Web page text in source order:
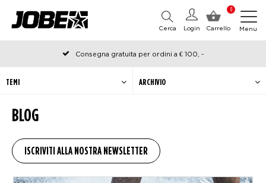
0
Carrello
Login
Cerca Menu
Consegna gratuita per ordini a € 100, -
Ordinato prima delle 12:00 nei giorni lavorativi, spedito lo stesso
giorno
BLOG
TEMI ARCHIVIO